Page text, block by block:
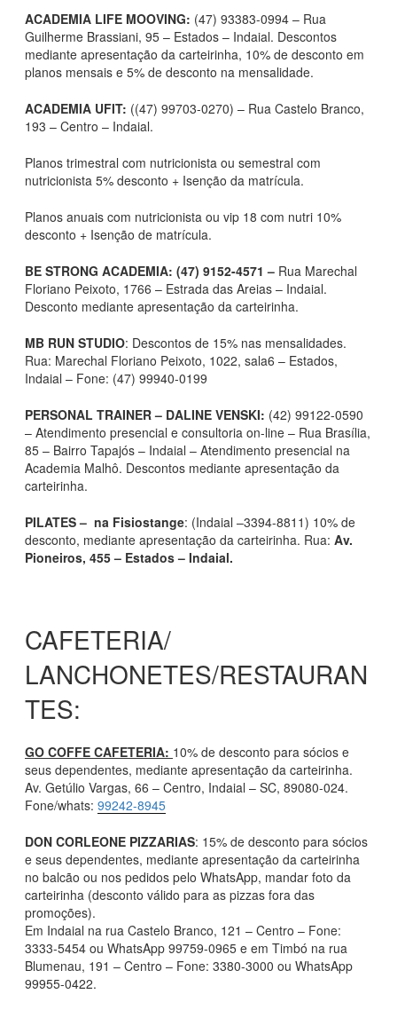
ACADEMIA LIFE MOOVING: (47) 93383-0994 – Rua
Guilherme Brassiani, 95 – Estados – Indaial. Descontos
mediante apresentação da carteirinha, 10% de desconto em
planos mensais e 5% de desconto na mensalidade.
ACADEMIA UFIT: ((47) 99703-0270) – Rua Castelo Branco,
193 – Centro – Indaial.
Planos trimestral com nutricionista ou semestral com
nutricionista 5% desconto + Isenção da matrícula.
Planos anuais com nutricionista ou vip 18 com nutri 10%
desconto + Isenção de matrícula.
BE STRONG ACADEMIA: (47) 9152-4571 – Rua Marechal
Floriano Peixoto, 1766 – Estrada das Areias – Indaial.
Desconto mediante apresentação da carteirinha.
MB RUN STUDIO: Descontos de 15% nas mensalidades.
Rua: Marechal Floriano Peixoto, 1022, sala6 – Estados,
Indaial – Fone: (47) 99940-0199
PERSONAL TRAINER – DALINE VENSKI: (42) 99122-0590
– Atendimento presencial e consultoria on-line – Rua Brasília,
85 – Bairro Tapajós – Indaial – Atendimento presencial na
Academia Malhô. Descontos mediante apresentação da
carteirinha.
PILATES – na Fisiostange: (Indaial –3394-8811) 10% de
desconto, mediante apresentação da carteirinha. Rua: Av.
Pioneiros, 455 – Estados – Indaial.
CAFETERIA/
LANCHONETES/RESTAURAN
TES:
GO COFFE CAFETERIA: 10% de desconto para sócios e
seus dependentes, mediante apresentação da carteirinha.
Av. Getúlio Vargas, 66 – Centro, Indaial – SC, 89080-024.
Fone/whats: 99242-8945
DON CORLEONE PIZZARIAS: 15% de desconto para sócios
e seus dependentes, mediante apresentação da carteirinha
no balcão ou nos pedidos pelo WhatsApp, mandar foto da
carteirinha (desconto válido para as pizzas fora das
promoções).
Em Indaial na rua Castelo Branco, 121 – Centro – Fone:
3333-5454 ou WhatsApp 99759-0965 e em Timbó na rua
Blumenau, 191 – Centro – Fone: 3380-3000 ou WhatsApp
99955-0422.